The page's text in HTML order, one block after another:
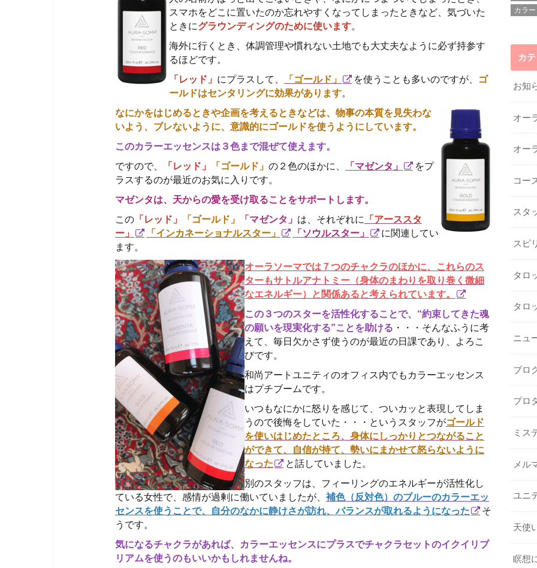
スマホをどこに置いたのか忘れやすくなってしまったときなど、気づいた
ときにグラウンディングのために使います。
海外に行くとき、体調管理や慣れない土地でも大丈夫なように必ず持参す
るほどです。
「レッド」 にプラスして、 「ゴールド」 を使うことも多いのですが、
ゴ
ールドはセンタリングに効果があります。
なにかをはじめるときや企画を考えるときなどは、物事の本質を見失わな
いよう、ブレないように、意識的にゴールドを使うようにしています。
このカラーエッセンスは３色まで混ぜて使えます。
ですので、
「レッド」 「ゴールド」 の２色のほかに、 「マゼンタ」
をプ
ラスするのが最近のお気に入りです。
マゼンタは、天からの愛を受け取ることをサポートします。
この 「レッド」 「ゴールド」 「マゼンタ」 は、それぞれに
「アーススタ
ー」
「インカネーショナルスター」 「ソウルスター」
に関連してい
ます。
オーラソーマでは７つのチャクラのほかに、これらのス
ターもサトルアナトミー（身体のまわりを取り巻く微細
なエネルギー）と関係あると考えられています。
この３つのスターを活性化することで、“約束してきた魂
の願いを現実化する”ことを助ける ・・・そんなふうに考
えて、毎日欠かさず使うのが最近の日課であり、よろこ
びです。
和尚アートユニティのオフィス内でもカラーエッセンス
はプチブームです。
いつもなにかに怒りを感じて、ついカッと表現してしま
うので後悔をしていた・・・というスタッフがゴールド
を使いはじめたところ、身体にしっかりとつながること
ができて、自信が持て、勢いにまかせて怒らないように
なった
と話していました。
別のスタッフは、フィーリングのエネルギーが活性化し
ている女性で、感情が過剰に働いていましたが、 補色（反対色）のブルーのカラーエッ
センスを使うことで、自分のなかに静けさが訪れ、バランスが取れるようになった
そ
うです。
気になるチャクラがあれば、カラーエッセンスにプラスでチャクラセットのイクイリブ
リアムを使うのもいいかもしれませんね。
カラ
カ
お知
オー
オー
コー
スタ
スピ
タロ
タロ
ニュ
ブロ
プロ
ミス
メル
ユニ
天使
瞑想